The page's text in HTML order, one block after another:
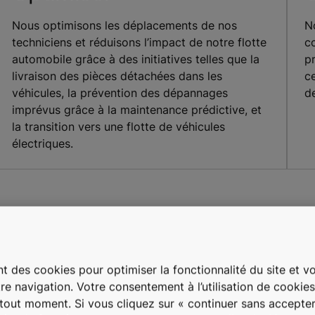
Nous optimisons les déplacements de nos
techniciens et réduisons l’impact de notre flotte
automobile grâce à des initiatives telles que la
livraison des pièces détachées dans les
véhicules, la prévention des dépannages
imprévus grâce à la maintenance prédictive, et
la transition vers une flotte de véhicules
électriques.
de
des cookies pour optimiser la fonctionnalité du site et
navigation. Votre consentement à l’utilisation de
moment. Si vous cliquez sur « continuer sans